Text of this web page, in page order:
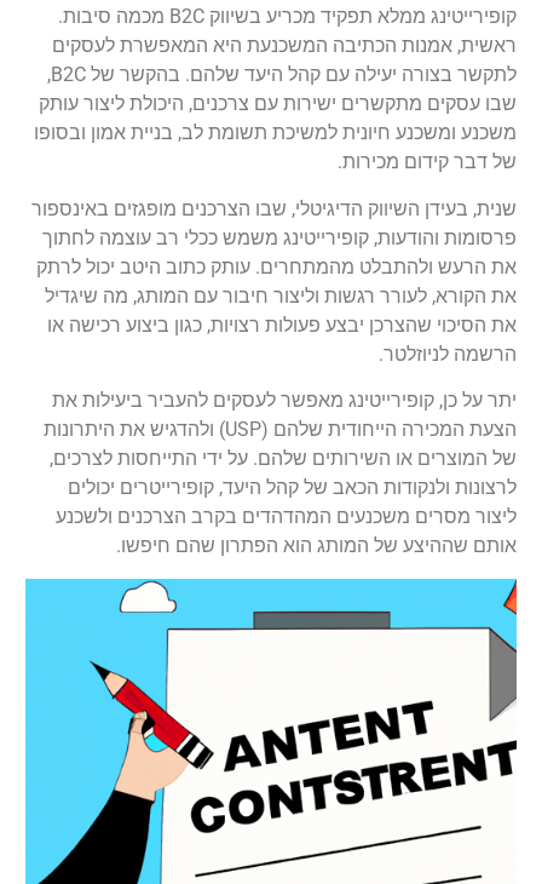
קופירייטינג ממלא תפקיד מכריע בשיווק B2C מכמה סיבות.
ראשית, אמנות הכתיבה המשכנעת היא המאפשרת לעסקים
לתקשר בצורה יעילה עם קהל היעד שלהם. בהקשר של B2C,
שבו עסקים מתקשרים ישירות עם צרכנים, היכולת ליצור עותק
משכנע ומשכנע חיונית למשיכת תשומת לב, בניית אמון ובסופו
של דבר קידום מכירות.
שנית, בעידן השיווק הדיגיטלי, שבו הצרכנים מופגזים באינספור
פרסומות והודעות, קופירייטינג משמש ככלי רב עוצמה לחתוך
את הרעש ולהתבלט מהמתחרים. עותק כתוב היטב יכול לרתק
את הקורא, לעורר רגשות וליצור חיבור עם המותג, מה שיגדיל
את הסיכוי שהצרכן יבצע פעולות רצויות, כגון ביצוע רכישה או
הרשמה לניוזלטר.
יתר על כן, קופירייטינג מאפשר לעסקים להעביר ביעילות את
הצעת המכירה הייחודית שלהם (USP) ולהדגיש את היתרונות
של המוצרים או השירותים שלהם. על ידי התייחסות לצרכים,
לרצונות ולנקודות הכאב של קהל היעד, קופירייטרים יכולים
ליצור מסרים משכנעים המהדהדים בקרב הצרכנים ולשכנע
אותם שההיצע של המותג הוא הפתרון שהם חיפשו.